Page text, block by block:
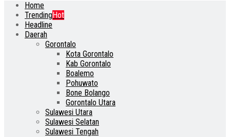
Home
TrendingHot
Headline
Daerah
Gorontalo
Kota Gorontalo
Kab Gorontalo
Boalemo
Pohuwato
Bone Bolango
Gorontalo Utara
Sulawesi Utara
Sulawesi Selatan
Sulawesi Tengah